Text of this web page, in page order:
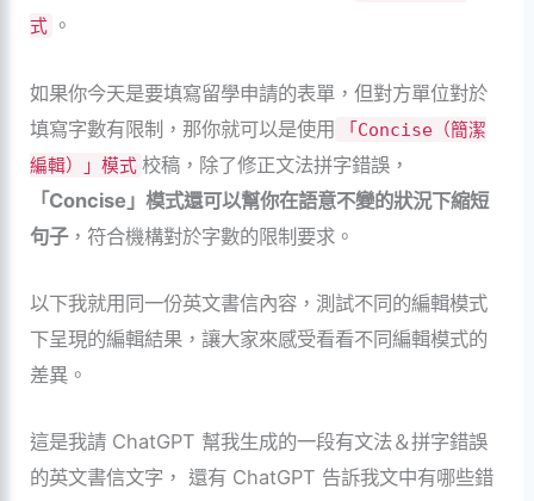
式 。
如果你今天是要填寫留學申請的表單，但對方單位對於
填寫字數有限制，那你就可以是使用
「Concise（簡潔
編輯）」模式 校稿，除了修正文法拼字錯誤，
「Concise」模式還可以幫你在語意不變的狀況下縮短
句子，符合機構對於字數的限制要求。
以下我就用同一份英文書信內容，測試不同的編輯模式
下呈現的編輯結果，讓大家來感受看看不同編輯模式的
差異。
這是我請 ChatGPT 幫我生成的一段有文法＆拼字錯誤
的英文書信文字， 還有 ChatGPT 告訴我文中有哪些錯